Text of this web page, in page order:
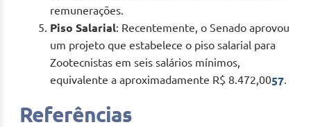
remunerações.
Piso Salarial: Recentemente, o Senado aprovou
um projeto que estabelece o piso salarial para
Zootecnistas em seis salários mínimos,
equivalente a aproximadamente R$ 8.472,0057.
Referências